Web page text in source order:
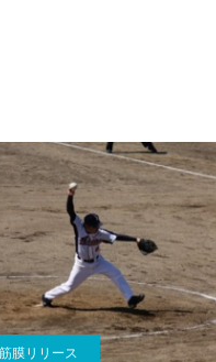
筋膜リリース